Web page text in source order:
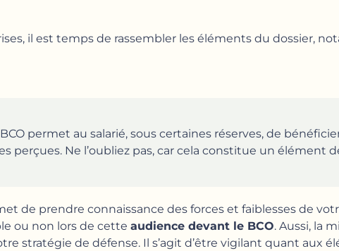
il est temps de rassembler les éléments du dossier,
permet au salarié, sous certaines réserves, de
perçues. Ne l’oubliez pas, car cela constitue un élément
de prendre connaissance des forces et faiblesses de
ou non lors de cette audience devant le BCO. Aussi, la
stratégie de défense. Il s’agit d’être vigilant quant aux